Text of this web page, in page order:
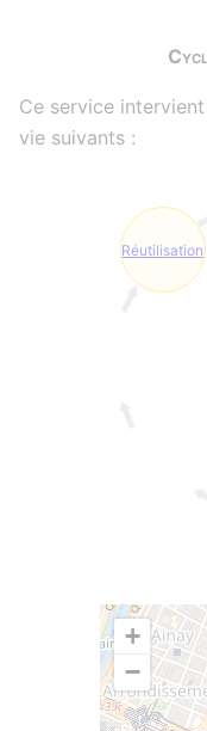
Ce service
vie suivants :
Réutilisation
+
−